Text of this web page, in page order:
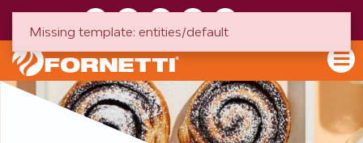
Missing template: entities/default